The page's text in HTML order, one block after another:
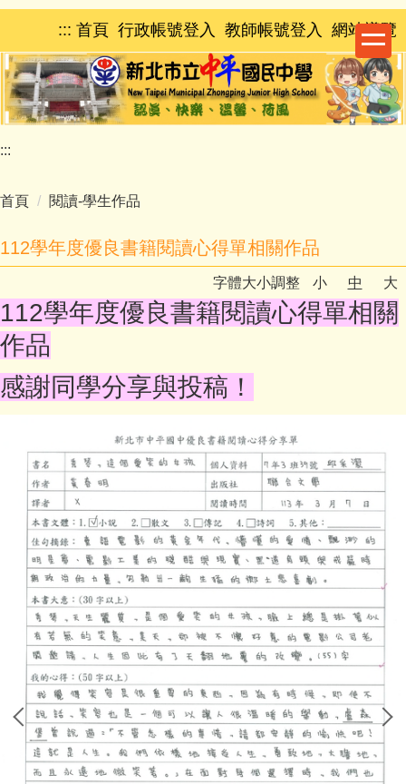
跳
主
要
內
容
區
::: 首頁 行政帳號登入 教師帳號登入 網站導覽
:::
首頁 閱讀-學生作品
112學年度優良書籍閱讀心得單相關作品
字體大小調整 小 中 大
112學年度優良書籍閱讀心得單相關
作品
感謝同學分享與投稿！